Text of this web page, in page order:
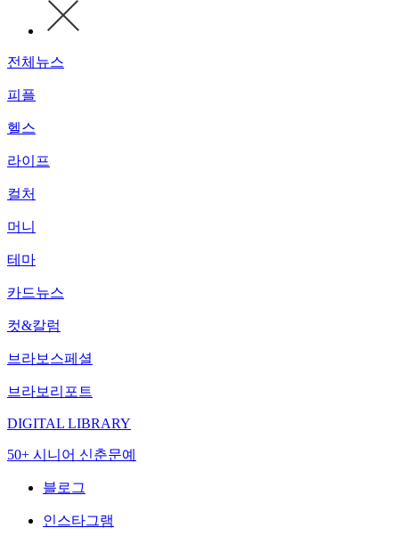
전체뉴스
피플
헬스
라이프
컬처
머니
테마
카드뉴스
컷&칼럼
브라보스페셜
브라보리포트
DIGITAL LIBRARY
50+ 시니어 신춘문예
블로그
인스타그램